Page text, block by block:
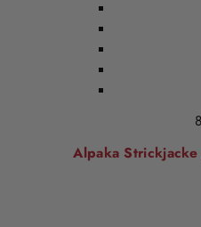
Alpaka Strickjacke